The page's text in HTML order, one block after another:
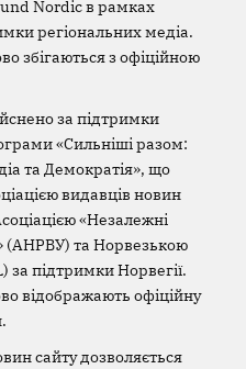
Nordic в рамках
регіональних медіа.
збігаються з офіційною
за підтримки
«Сильніші разом:
та Демократія», що
видавців новин
«Незалежні
(АНРВУ) та Норвезькою
за підтримки Норвегії.
відображають офіційну
сайту дозволяється